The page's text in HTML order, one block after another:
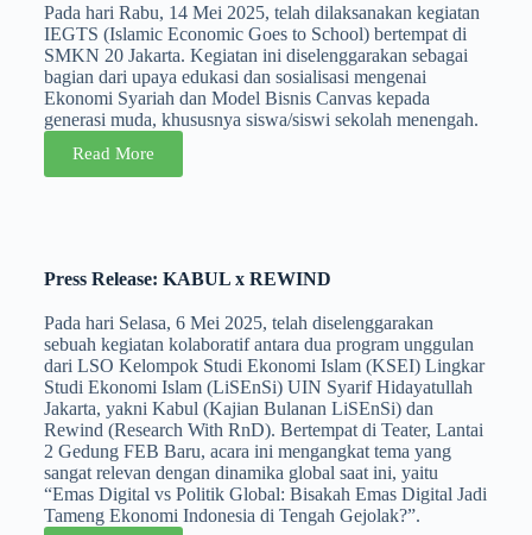
Pada hari Rabu, 14 Mei 2025, telah dilaksanakan kegiatan
IEGTS (Islamic Economic Goes to School) bertempat di
SMKN 20 Jakarta. Kegiatan ini diselenggarakan sebagai
bagian dari upaya edukasi dan sosialisasi mengenai
Ekonomi Syariah dan Model Bisnis Canvas kepada
generasi muda, khususnya siswa/siswi sekolah menengah.
Read More
Press Release: KABUL x REWIND
Pada hari Selasa, 6 Mei 2025, telah diselenggarakan
sebuah kegiatan kolaboratif antara dua program unggulan
dari LSO Kelompok Studi Ekonomi Islam (KSEI) Lingkar
Studi Ekonomi Islam (LiSEnSi) UIN Syarif Hidayatullah
Jakarta, yakni Kabul (Kajian Bulanan LiSEnSi) dan
Rewind (Research With RnD). Bertempat di Teater, Lantai
2 Gedung FEB Baru, acara ini mengangkat tema yang
sangat relevan dengan dinamika global saat ini, yaitu
“Emas Digital vs Politik Global: Bisakah Emas Digital Jadi
Tameng Ekonomi Indonesia di Tengah Gejolak?”.